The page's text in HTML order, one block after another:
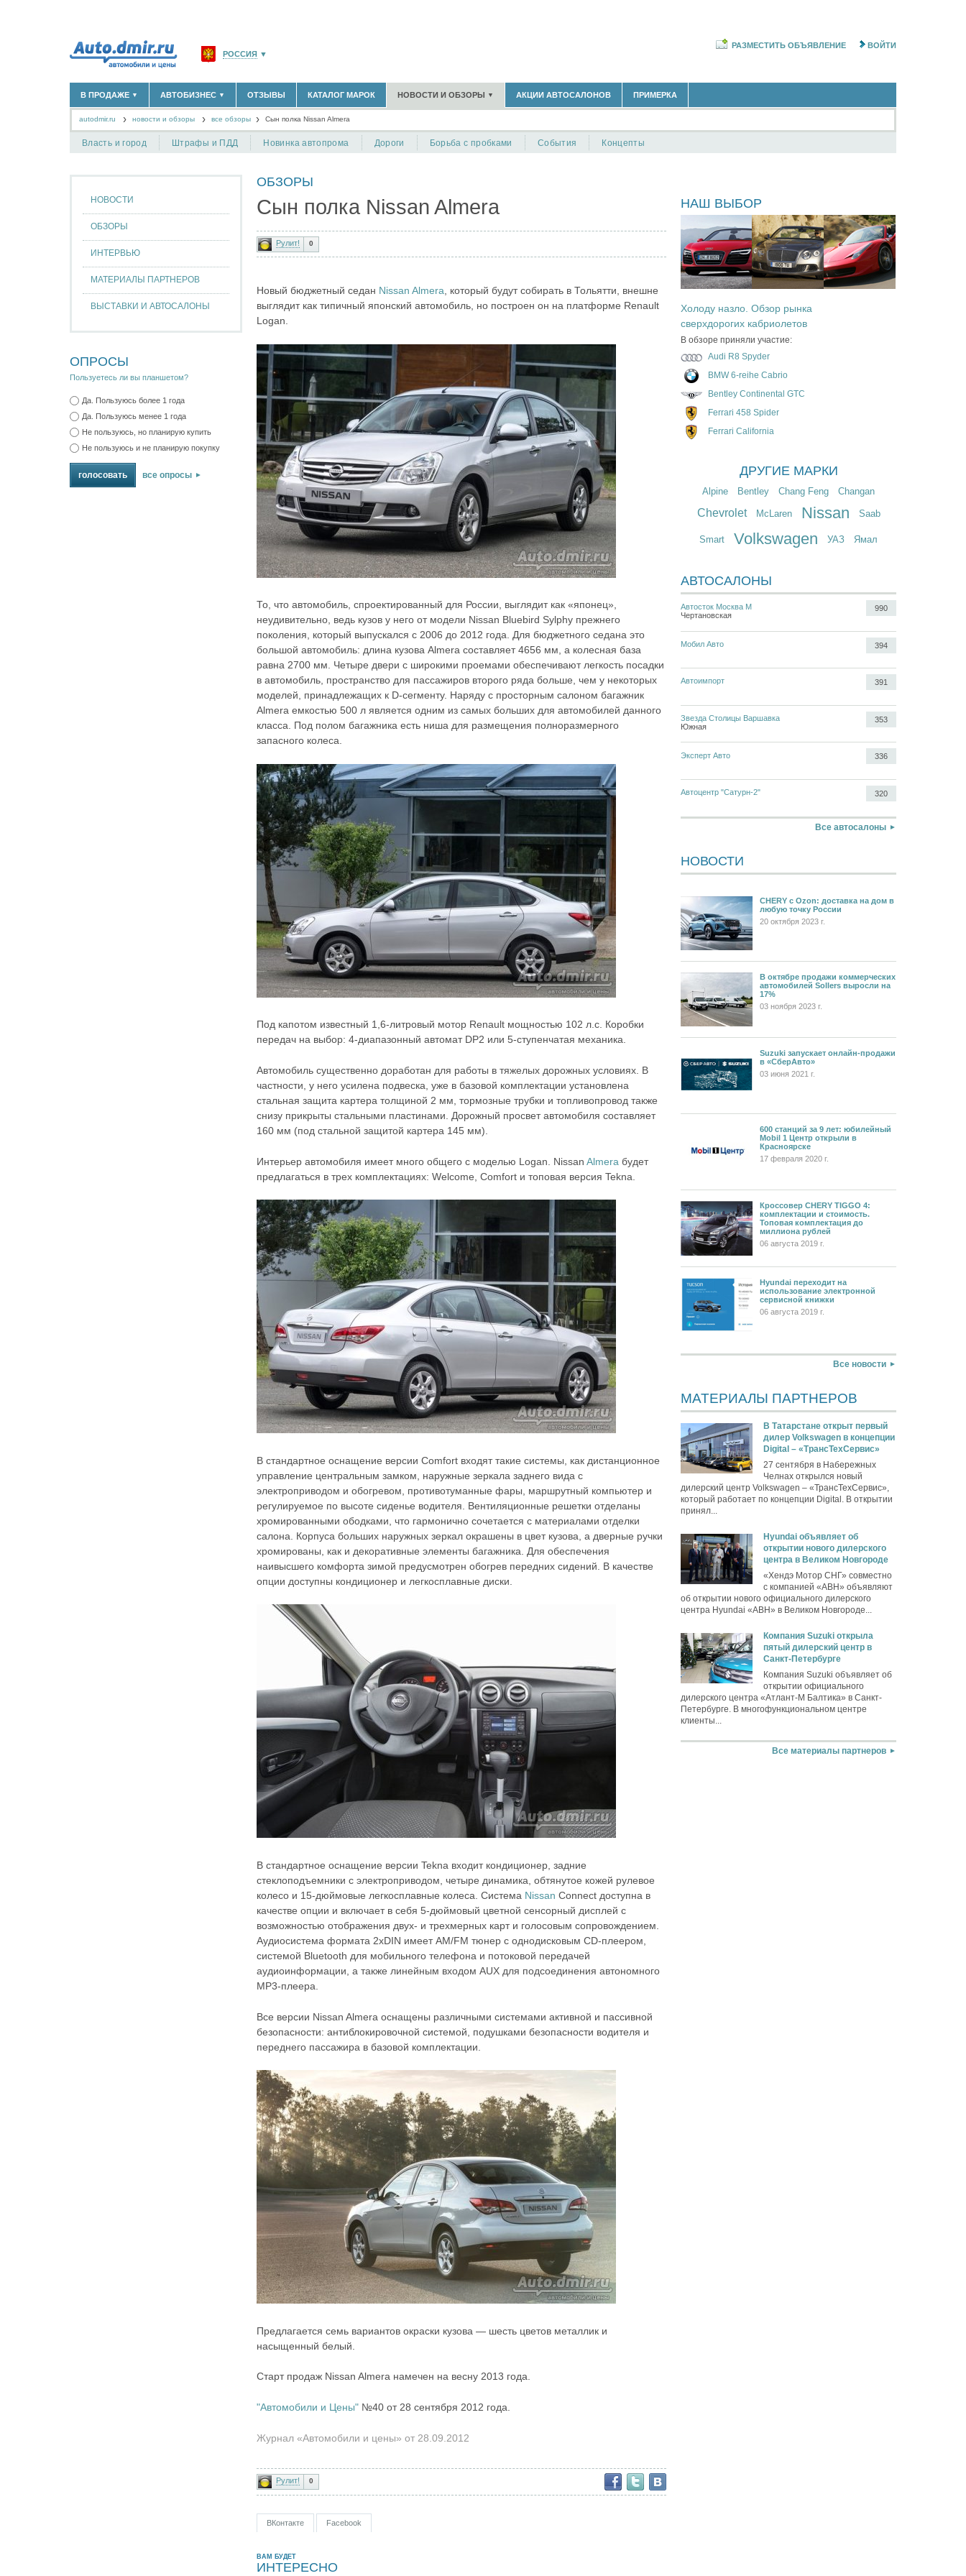
РОССИЯ ▼
САНКТ-ПЕТЕРБУРГ И ОБЛАСТЬ(14298)
КРАСНОДАРСКИЙ КРАЙ(5619)
КРЫМ РЕСПУБЛИКА(412)
РАЗМЕСТИТЬ ОБЪЯВЛЕНИЕ ВОЙТИ
В ПРОДАЖЕ ▼
НОВЫЕ АВТОМОБИЛИ(30122)
АВТОМОБИЛИ С ПРОБЕГОМ
АВТОБИЗНЕС ▼
ОФИЦИАЛЬНЫЕ ДИЛЕРЫ(1347)
ТАКСИ(278)
+ ДОБАВИТЬ КОМПАНИЮ
ОТЗЫВЫ КАТАЛОГ МАРОК НОВОСТИ И ОБЗОРЫ ▼
ОБЗОРЫ НОВИНОК
ЭКСПЕРТНОЕ МНЕНИЕ
АКЦИИ АВТОСАЛОНОВ ПРИМЕРКА
autodmir.ru новости и обзоры все обзоры Сын полка Nissan Almera
Власть и город Штрафы и ПДД Новинка автопрома Дороги Борьба с пробками События Концепты
НОВОСТИ
ОБЗОРЫ
ИНТЕРВЬЮ
МАТЕРИАЛЫ ПАРТНЕРОВ
ВЫСТАВКИ И АВТОСАЛОНЫ
ОПРОСЫ
Пользуетесь ли вы планшетом?
Да. Пользуюсь более 1 года
Да. Пользуюсь менее 1 года
Не пользуюсь, но планирую купить
Не пользуюсь и не планирую покупку
все опросы
ОБЗОРЫ
Сын полка Nissan Almera
Рулит! 0
Новый бюджетный седан Nissan Almera , который будут собирать в Тольятти, внешне
выглядит как типичный японский автомобиль, но построен он на платформе Renault
Logan.
То, что автомобиль, спроектированный для России, выглядит как «японец»,
неудивительно, ведь кузов у него от модели Nissan Bluebird Sylphy прежнего
поколения, который выпускался с 2006 до 2012 года. Для бюджетного седана это
большой автомобиль: длина кузова Almera составляет 4656 мм, а колесная база
равна 2700 мм. Четыре двери с широкими проемами обеспечивают легкость посадки
в автомобиль, пространство для пассажиров второго ряда больше, чем у некоторых
моделей, принадлежащих к D-сегменту. Наряду с просторным салоном багажник
Almera емкостью 500 л является одним из самых больших для автомобилей данного
класса. Под полом багажника есть ниша для размещения полноразмерного
запасного колеса.
Под капотом известный 1,6-литровый мотор Renault мощностью 102 л.с. Коробки
передач на выбор: 4-диапазонный автомат DP2 или 5-ступенчатая механика.
Автомобиль существенно доработан для работы в тяжелых дорожных условиях. В
частности, у него усилена подвеска, уже в базовой комплектации установлена
стальная защита картера толщиной 2 мм, тормозные трубки и топливопровод также
снизу прикрыты стальными пластинами. Дорожный просвет автомобиля составляет
160 мм (под стальной защитой картера 145 мм).
Интерьер автомобиля имеет много общего с моделью Logan. Nissan Almera будет
предлагаться в трех комплектациях: Welcome, Comfort и топовая версия Tekna.
В стандартное оснащение версии Comfort входят такие системы, как дистанционное
управление центральным замком, наружные зеркала заднего вида с
электроприводом и обогревом, противотуманные фары, маршрутный компьютер и
регулируемое по высоте сиденье водителя. Вентиляционные решетки отделаны
хромированными ободками, что гармонично сочетается с материалами отделки
салона. Корпуса больших наружных зеркал окрашены в цвет кузова, а дверные ручки
хромированы, как и декоративные элементы багажника. Для обеспечения
наивысшего комфорта зимой предусмотрен обогрев передних сидений. В качестве
опции доступны кондиционер и легкосплавные диски.
В стандартное оснащение версии Tekna входит кондиционер, задние
стеклоподъемники с электроприводом, четыре динамика, обтянутое кожей рулевое
колесо и 15-дюймовые легкосплавные колеса. Система Nissan Connect доступна в
качестве опции и включает в себя 5-дюймовый цветной сенсорный дисплей с
возможностью отображения двух- и трехмерных карт и голосовым сопровождением.
Аудиосистема формата 2хDIN имеет AM/FM тюнер с однодисковым CD-плеером,
системой Bluetooth для мобильного телефона и потоковой передачей
аудиоинформации, а также линейным входом AUX для подсоединения автономного
MP3-плеера.
Все версии Nissan Almera оснащены различными системами активной и пассивной
безопасности: антиблокировочной системой, подушками безопасности водителя и
переднего пассажира в базовой комплектации.
Предлагается семь вариантов окраски кузова — шесть цветов металлик и
насыщенный белый.
Старт продаж Nissan Almera намечен на весну 2013 года.
"Автомобили и Цены" №40 от 28 сентября 2012 года.
Журнал «Автомобили и цены» от 28.09.2012
Рулит! 0
ВКонтакте Facebook
ВАМ БУДЕТ
ИНТЕРЕСНО
НАШ ВЫБОР
Холоду назло. Обзор рынка
сверхдорогих кабриолетов
В обзоре приняли участие:
Audi R8 Spyder
BMW 6-reihe Cabrio
Bentley Continental GTC
Ferrari 458 Spider
Ferrari California
ДРУГИЕ МАРКИ
Alpine Bentley Chang Feng Changan
Chevrolet McLaren Nissan Saab
Smart Volkswagen УАЗ Ямал
АВТОСАЛОНЫ
Автосток Москва М
Чертановская
990
Мобил Авто 394
Автоимпорт 391
Звезда Столицы Варшавка
Южная
353
Эксперт Авто 336
Автоцентр "Сатурн-2" 320
Все автосалоны
НОВОСТИ
CHERY c Ozon: доставка на дом в
любую точку России
20 октября 2023 г.
В октябре продажи коммерческих
автомобилей Sollers выросли на
17%
03 ноября 2023 г.
Suzuki запускает онлайн-продажи
в «СберАвто»
03 июня 2021 г.
600 станций за 9 лет: юбилейный
Mobil 1 Центр открыли в
Красноярске
17 февраля 2020 г.
Кроссовер CHERY TIGGO 4:
комплектации и стоимость.
Топовая комплектация до
миллиона рублей
06 августа 2019 г.
Hyundai переходит на
использование электронной
сервисной книжки
06 августа 2019 г.
Все новости
МАТЕРИАЛЫ ПАРТНЕРОВ
В Татарстане открыт первый
дилер Volkswagen в концепции
Digital – «ТрансТехСервис»
27 сентября в Набережных
Челнах открылся новый
дилерский центр Volkswagen – «ТрансТехСервис»,
который работает по концепции Digital. В открытии
принял...
Hyundai объявляет об
открытии нового дилерского
центра в Великом Новгороде
«Хендэ Мотор СНГ» совместно
с компанией «АВН» объявляют
об открытии нового официального дилерского
центра Hyundai «АВН» в Великом Новгороде...
Компания Suzuki открыла
пятый дилерский центр в
Санкт-Петербурге
Компания Suzuki объявляет об
открытии официального
дилерского центра «Атлант-М Балтика» в Санкт-
Петербурге. В многофункциональном центре
клиенты...
Все материалы партнеров